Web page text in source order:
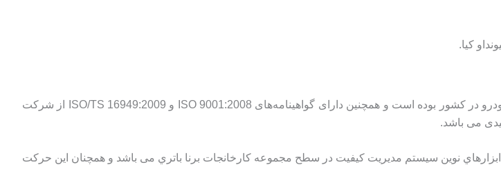
شرکت برنا باتری اولین واحد دريافت كننده گواهينامه استاندارد ملی ایران در زمینه باتری خودرو در کشور بوده است و همچنین دارای گواهینامه‌های ISO 9001:2008 و ISO/TS 16949:2009 از شركت
ابزارهاي نوين سیستم مديريت کیفیت در سطح مجموعه كارخانجات برنا باتري می باشد و همچنان اين حركت